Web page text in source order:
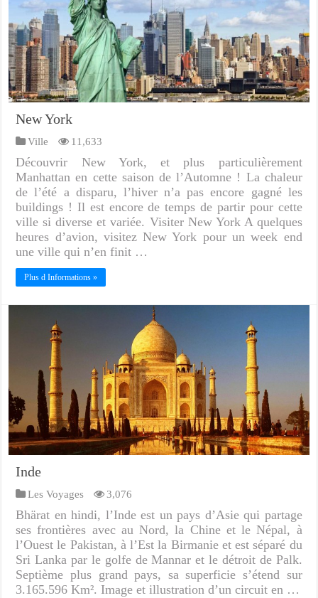
New York
Ville 11,633
Découvrir New York, et plus particulièrement
Manhattan en cette saison de l’Automne ! La chaleur
de l’été a disparu, l’hiver n’a pas encore gagné les
buildings ! Il est encore de temps de partir pour cette
ville si diverse et variée. Visiter New York A quelques
heures d’avion, visitez New York pour un week end
une ville qui n’en finit …
Plus d Informations »
Inde
Les Voyages 3,076
Bhärat en hindi, l’Inde est un pays d’Asie qui partage
ses frontières avec au Nord, la Chine et le Népal, à
l’Ouest le Pakistan, à l’Est la Birmanie et est séparé du
Sri Lanka par le golfe de Mannar et le détroit de Palk.
Septième plus grand pays, sa superficie s’étend sur
3.165.596 Km². Image et illustration d’un circuit en …